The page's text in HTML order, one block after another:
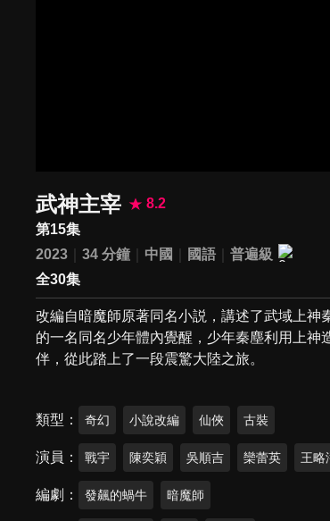
武神主宰
8.2
第15集
2023
34 分鐘 中國 國語
普遍級
全30集
改編自暗魔師原著同名小説，講述了武域上神
的一名同名少年體內覺醒，少年秦塵利用上
伴，從此踏上了一段震驚大陸之旅。
類型 奇幻 小說改編 仙俠 古裝
演員 戰宇 陳奕穎 吳順吉 欒蕾英 王略
編劇 發飆的蝸牛 暗魔師